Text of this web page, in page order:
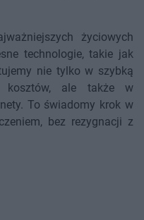
życiowych
technologie, takie jak
nie tylko w szybką
kosztów, ale także w
To świadomy krok w
bez rezygnacji z